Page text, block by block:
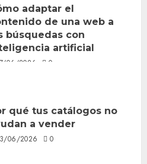
adaptar el
de una web a
búsquedas con
artificial
06/2026 0
qué tus catálogos no
a vender
06/2026 0